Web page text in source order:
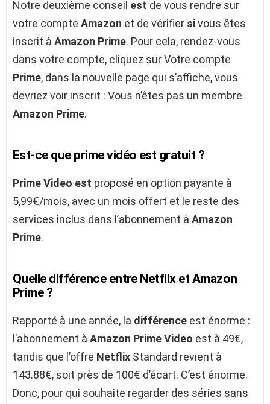
Notre deuxième conseil est de vous rendre sur
votre compte Amazon et de vérifier sivous êtes
inscrit à Amazon Prime. Pour cela, rendez-vous
dans votre compte, cliquez sur Votre compte
Prime, dans la nouvelle page qui s’affiche, vous
devriez voir inscrit : Vous n’êtes pas un membre
Amazon Prime.
Est-ce que prime vidéo est gratuit ?
Prime Video est proposé en option payante à
5,99€/mois, avec un mois offert et le reste des
services inclus dans l’abonnement à Amazon
Prime.
Quelle différence entre Netflix et Amazon
Prime ?
Rapporté à une année, la différence est énorme :
l’abonnement à Amazon Prime Video est à 49€,
tandis que l’offre Netflix Standard revient à
143.88€, soit près de 100€ d’écart. C’est énorme.
Donc, pour qui souhaite regarder des séries sans